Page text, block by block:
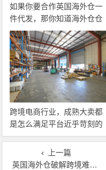
如果你要合作英国海外仓一
件代发，那你知道海外仓仓
储费应该怎么算吗？
跨境电商行业，成熟大卖都
是怎么满足平台近乎苛刻的
物流时效要求的？
上一篇
英国海外仓破解跨境难题：为什么你的物流总是有麻烦？